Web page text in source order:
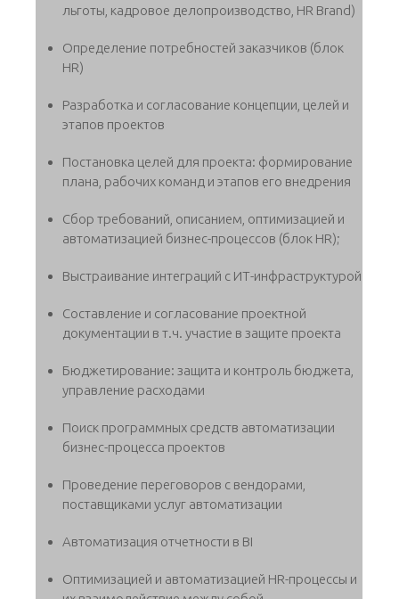
льготы, кадровое делопроизводство, HR Brand)
Определение потребностей заказчиков (блок
HR)
Разработка и согласование концепции, целей и
этапов проектов
Постановка целей для проекта: формирование
плана, рабочих команд и этапов его внедрения
Сбор требований, описанием, оптимизацией и
автоматизацией бизнес-процессов (блок HR);
Выстраивание интеграций с ИТ-инфраструктурой
Составление и согласование проектной
документации в т.ч. участие в защите проекта
Бюджетирование: защита и контроль бюджета,
управление расходами
Поиск программных средств автоматизации
бизнес-процесса проектов
Проведение переговоров с вендорами,
поставщиками услуг автоматизации
Автоматизация отчетности в BI
Оптимизацией и автоматизацией HR-процессы и